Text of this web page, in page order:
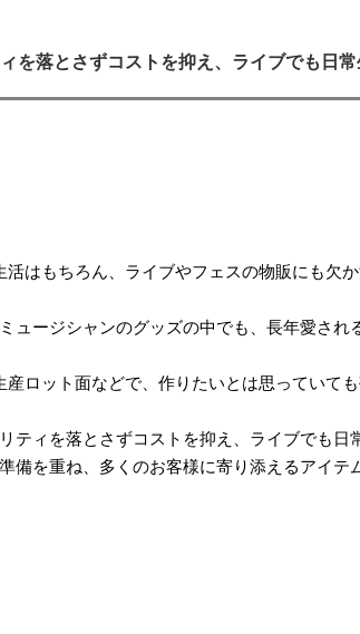
を落とさずコストを抑え、 ライブでも日
はもちろん、 ライブやフェスの物販にも欠
ュージシャンのグッズの中でも、 長年愛され
ロット面などで、 作りたいとは思っていても
ティを落とさずコストを抑え、ライブでも日
備を重ね、 多くのお客様に寄り添えるアイテ